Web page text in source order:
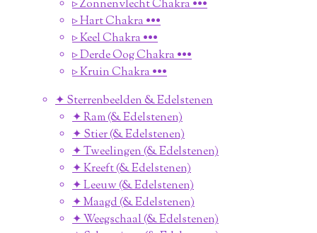
▹ Zonnenvlecht Chakra •••
▹ Hart Chakra •••
▹ Keel Chakra •••
▹ Derde Oog Chakra •••
▹ Kruin Chakra •••
✦ Sterrenbeelden & Edelstenen
✦ Ram (& Edelstenen)
✦ Stier (& Edelstenen)
✦ Tweelingen (& Edelstenen)
✦ Kreeft (& Edelstenen)
✦ Leeuw (& Edelstenen)
✦ Maagd (& Edelstenen)
✦ Weegschaal (& Edelstenen)